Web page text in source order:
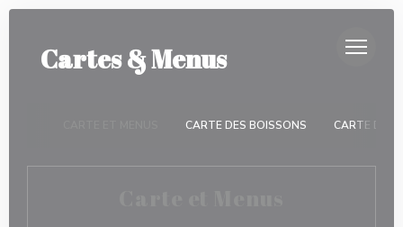
Personnalisation de vos choix en matière de cookies
LA TRATTORIA
Cartes & Menus
CARTE DES BOISSONS CARTE DES